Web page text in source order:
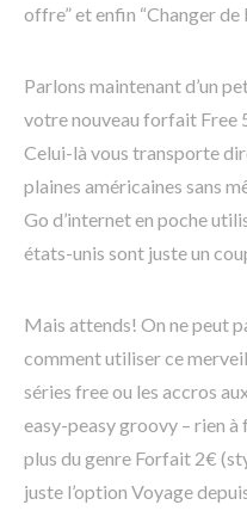
offre” et enfin “Changer
Parlons maintenant d’un
votre nouveau forfait Free
Celui-là vous transporte
plaines américaines sans
Go d’internet en poche
états-unis sont juste un
Mais attends! On ne peut
comment utiliser ce
séries free ou les accros
easy-peasy groovy – rien à
plus du genre Forfait 2€
juste l’option Voyage